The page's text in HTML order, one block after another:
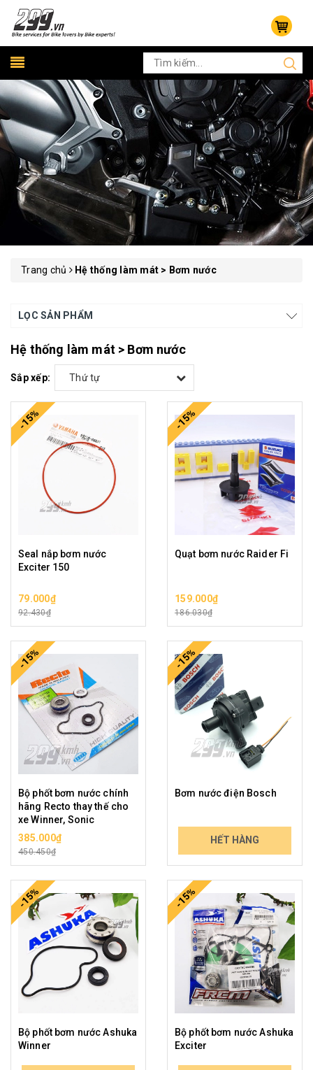
Trang chủ Hệ thống làm mát > Bơm nước
LỌC SẢN PHẨM
Hệ thống làm mát > Bơm nước
Sắp xếp: Thứ tự
-15%
Seal nắp bơm nước
Exciter 150
79.000₫
92.430₫
-15%
Quạt bơm nước Raider Fi
159.000₫
186.030₫
-15%
Bộ phốt bơm nước chính
hãng Recto thay thế cho
xe Winner, Sonic
385.000₫
450.450₫
-15%
Bơm nước điện Bosch
2.349.000₫HẾT HÀNG
-15%
Bộ phốt bơm nước Ashuka
Winner
-15%
Bộ phốt bơm nước Ashuka
Exciter